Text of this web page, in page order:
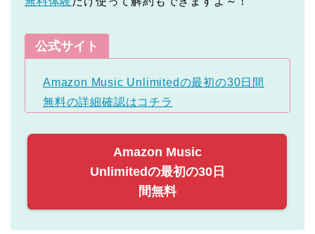
公式サイト
Amazon Music Unlimitedの最初の30日間
無料の詳細確認はコチラ
Amazon Music
Unlimitedの最初の30日
間無料